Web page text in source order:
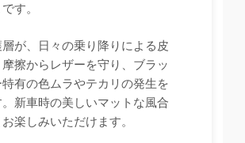
す。
層が、日々の乗り降りによる皮
摩擦からレザーを守り、ブラッ
特有の色ムラやテカリの発生を
新車時の美しいマットな風合
楽しみいただけます。